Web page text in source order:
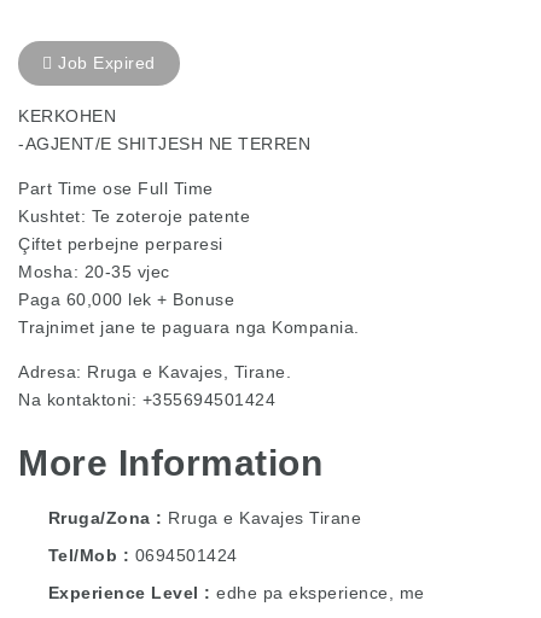
Job Expired
KERKOHEN
-AGJENT/E SHITJESH NE TERREN
Part Time ose Full Time
Kushtet: Te zoteroje patente
Çiftet perbejne perparesi
Mosha: 20-35 vjec
Paga 60,000 lek + Bonuse
Trajnimet jane te paguara nga Kompania.
Adresa: Rruga e Kavajes, Tirane.
Na kontaktoni: +355694501424
More Information
Rruga/Zona
Rruga e Kavajes Tirane
Tel/Mob
0694501424
Experience Level
edhe pa eksperience, me